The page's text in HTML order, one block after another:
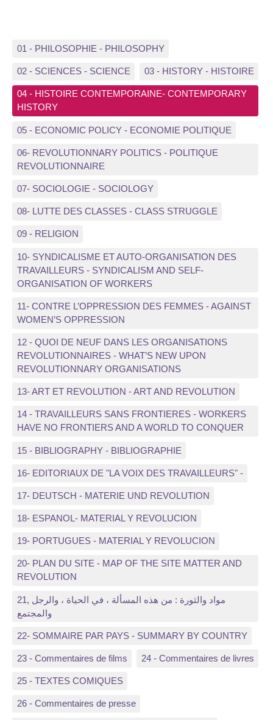
01 - PHILOSOPHIE - PHILOSOPHY
02 - SCIENCES - SCIENCE 03 - HISTORY - HISTOIRE
04 - HISTOIRE CONTEMPORAINE- CONTEMPORARY
HISTORY
05 - ECONOMIC POLICY - ECONOMIE POLITIQUE
06- REVOLUTIONNARY POLITICS - POLITIQUE
REVOLUTIONNAIRE
07- SOCIOLOGIE - SOCIOLOGY
08- LUTTE DES CLASSES - CLASS STRUGGLE
09 - RELIGION
10- SYNDICALISME ET AUTO-ORGANISATION DES
TRAVAILLEURS - SYNDICALISM AND SELF-
ORGANISATION OF WORKERS
11- CONTRE L’OPPRESSION DES FEMMES - AGAINST
WOMEN’S OPPRESSION
12 - QUOI DE NEUF DANS LES ORGANISATIONS
REVOLUTIONNAIRES - WHAT’S NEW UPON
REVOLUTIONNARY ORGANISATIONS
13- ART ET REVOLUTION - ART AND REVOLUTION
14 - TRAVAILLEURS SANS FRONTIERES - WORKERS
HAVE NO FRONTIERS AND A WORLD TO CONQUER
15 - BIBLIOGRAPHY - BIBLIOGRAPHIE
16- EDITORIAUX DE "LA VOIX DES TRAVAILLEURS" -
17- DEUTSCH - MATERIE UND REVOLUTION
18- ESPANOL- MATERIAL Y REVOLUCION
19- PORTUGUES - MATERIAL Y REVOLUCION
20- PLAN DU SITE - MAP OF THE SITE MATTER AND
REVOLUTION
21, مواد والثورة : من هذه المسألة ، في الحياة ، والرجل
والمجتمع
22- SOMMAIRE PAR PAYS - SUMMARY BY COUNTRY
23 - Commentaires de films 24 - Commentaires de livres
25 - TEXTES COMIQUES
26 - Commentaires de presse